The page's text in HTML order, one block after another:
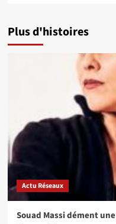
Plus d'histoires
Actu Réseaux
Souad Massi dément